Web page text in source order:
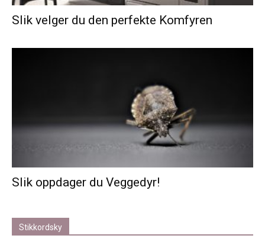
Slik velger du den perfekte Komfyren
Slik oppdager du Veggedyr!
Stikkordsky